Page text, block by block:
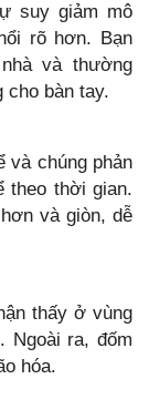
suy giảm mô
rõ hơn. Bạn
và thường
cho bàn tay.
và chúng phản
theo thời gian.
và giòn, dễ
thấy ở vùng
Ngoài ra, đốm
hóa.